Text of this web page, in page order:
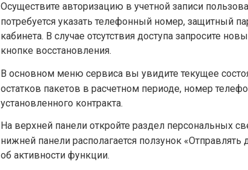
Осуществите авторизацию в учетной записи
потребуется указать телефонный номер, защитный
кабинета. В случае отсутствия доступа запросите
кнопке восстановления.
В основном меню сервиса вы увидите текущее
остатков пакетов в расчетном периоде, номер
установленного контракта.
На верхней панели откройте раздел персональных
нижней панели располагается ползунок «Отправлять
об активности функции.